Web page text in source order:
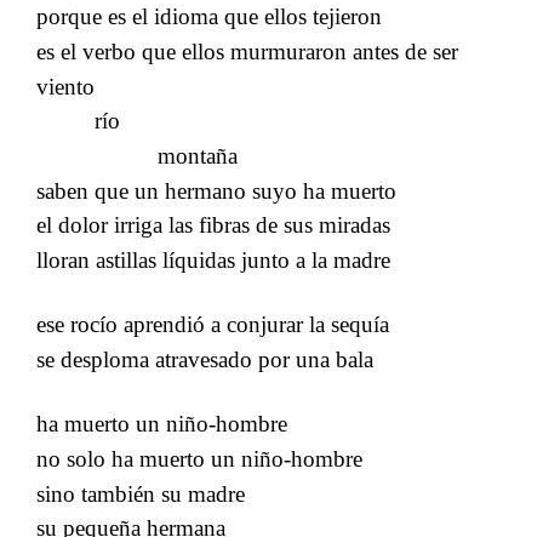
porque es el idioma que ellos tejieron
es el verbo que ellos murmuraron antes de ser
viento
río
montaña
saben que un hermano suyo ha muerto
el dolor irriga las fibras de sus miradas
lloran astillas líquidas junto a la madre
ese rocío aprendió a conjurar la sequía
se desploma atravesado por una bala
ha muerto un niño-hombre
no solo ha muerto un niño-hombre
sino también su madre
su pequeña hermana